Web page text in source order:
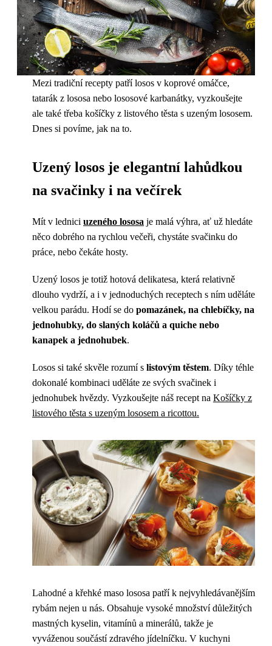
Mezi tradiční recepty patří losos v koprové omáčce,
tatarák z lososa nebo lososové karbanátky, vyzkoušejte
ale také třeba košíčky z listového těsta s uzeným lososem.
Dnes si povíme, jak na to.
Uzený losos je elegantní lahůdkou
na svačinky i na večírek
Mít v lednici uzeného lososa je malá výhra, ať už hledáte
něco dobrého na rychlou večeři, chystáte svačinku do
práce, nebo čekáte hosty.
Uzený losos je totiž hotová delikatesa, která relativně
dlouho vydrží, a i v jednoduchých receptech s ním uděláte
velkou parádu. Hodí se do pomazánek, na chlebíčky, na
jednohubky, do slaných koláčů a quiche nebo
kanapek a jednohubek.
Losos si také skvěle rozumí s listovým těstem. Díky téhle
dokonalé kombinaci uděláte ze svých svačinek i
jednohubek hvězdy. Vyzkoušejte náš recept na Košíčky z
listového těsta s uzeným lososem a ricottou.
Lahodné a křehké maso lososa patří k nejvyhledávanějším
rybám nejen u nás. Obsahuje vysoké množství důležitých
mastných kyselin, vitamínů a minerálů, takže je
vyváženou součástí zdravého jídelníčku. V kuchyni